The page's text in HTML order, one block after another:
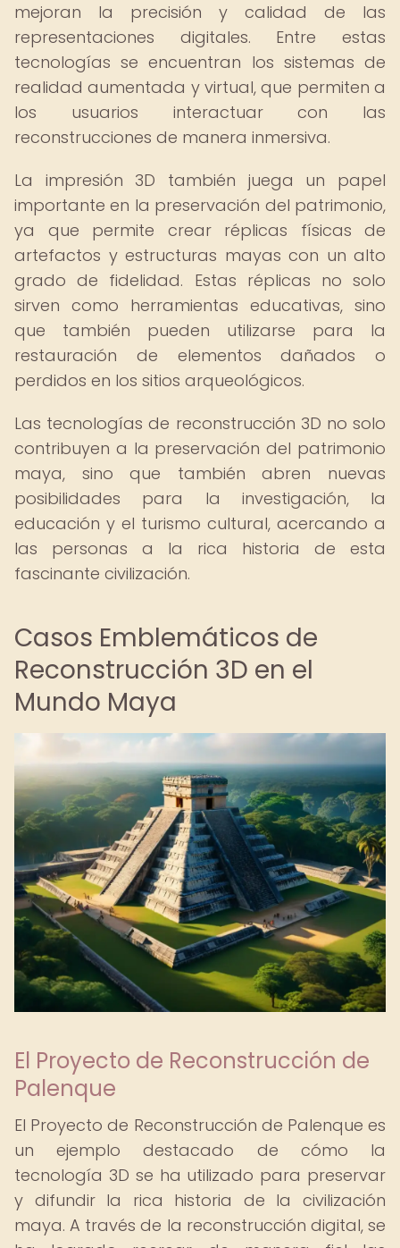
mejoran la precisión y calidad de las
representaciones digitales. Entre estas
tecnologías se encuentran los sistemas de
realidad aumentada y virtual, que permiten a
los usuarios interactuar con las
reconstrucciones de manera inmersiva.
La impresión 3D también juega un papel
importante en la preservación del patrimonio,
ya que permite crear réplicas físicas de
artefactos y estructuras mayas con un alto
grado de fidelidad. Estas réplicas no solo
sirven como herramientas educativas, sino
que también pueden utilizarse para la
restauración de elementos dañados o
perdidos en los sitios arqueológicos.
Las tecnologías de reconstrucción 3D no solo
contribuyen a la preservación del patrimonio
maya, sino que también abren nuevas
posibilidades para la investigación, la
educación y el turismo cultural, acercando a
las personas a la rica historia de esta
fascinante civilización.
Casos Emblemáticos de
Reconstrucción 3D en el
Mundo Maya
El Proyecto de Reconstrucción de
Palenque
El Proyecto de Reconstrucción de Palenque es
un ejemplo destacado de cómo la
tecnología 3D se ha utilizado para preservar
y difundir la rica historia de la civilización
maya. A través de la reconstrucción digital, se